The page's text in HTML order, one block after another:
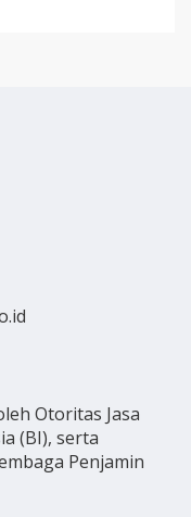
Otoritas Jasa
(BI), serta
Penjamin